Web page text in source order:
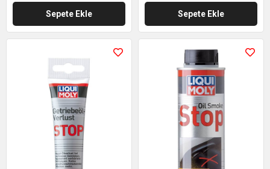
Sepete Ekle Sepete Ekle